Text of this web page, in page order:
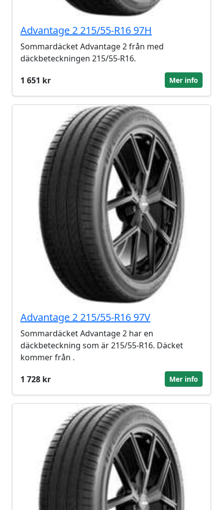
Advantage 2 215/55-R16 97H
Sommardäcket Advantage 2 från med
däckbeteckningen 215/55-R16.
1 651 kr
Mer info
Advantage 2 215/55-R16 97V
Sommardäcket Advantage 2 har en
däckbeteckning som är 215/55-R16. Däcket
kommer från .
1 728 kr
Mer info